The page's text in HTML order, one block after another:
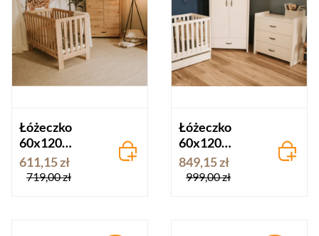
Łóżeczko
60x120
AMELIA dąb -
wersja II
611,15 zł
719,00 zł
Łóżeczko
60x120
AMELIA biel -
wersja I
849,15 zł
999,00 zł